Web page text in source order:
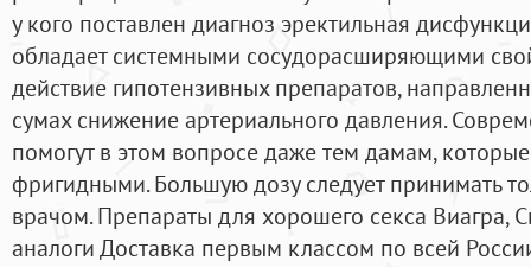
у кого поставлен диагноз эректильная
обладает системными сосудорасширяющими
действие гипотензивных препаратов,
сумах снижение артериального давления.
помогут в этом вопросе даже тем дамам,
фригидными. Большую дозу следует принимать
врачом. Препараты для хорошего секса Виагра,
аналоги Доставка первым классом по всей